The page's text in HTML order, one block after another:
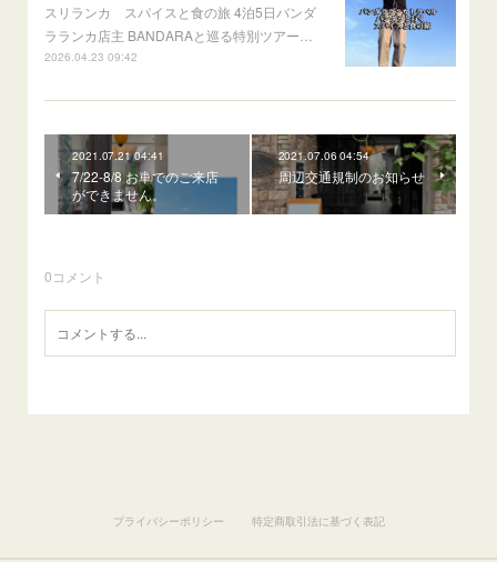
スリランカ スパイスと食の旅 4泊5日バンダ
ラランカ店主 BANDARAと巡る特別ツアー…
2026.04.23 09:42
2021.07.21 04:41
7/22-8/8 お車でのご来店
ができません。
2021.07.06 04:54
周辺交通規制のお知らせ
0コメント
プライバシーポリシー 特定商取引法に基づく表記